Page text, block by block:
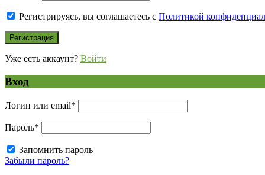
Регистрируясь, вы соглашаетесь с Политикой
Уже есть аккаунт? Войти
Вход
Логин или email*
Пароль*
Запомнить пароль
Забыли пароль?